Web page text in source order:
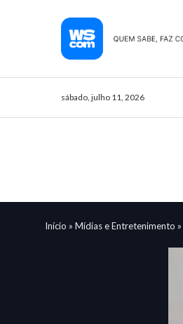
sábado, julho 11, 2026
Início » Mídias e Entretenimento »